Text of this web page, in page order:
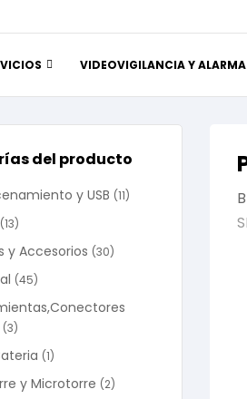
VIDEOVIGILANCIA Y
del producto
y USB (11)
(13)
y Accesorios (30)
(45)
(3)
(1)
y Microtorre (2)